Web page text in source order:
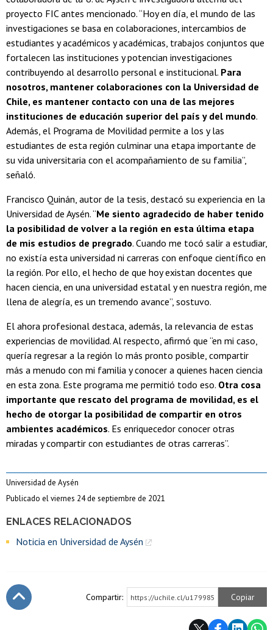
ENLACES RELACIONADOS
Noticia en Universidad de Aysén
proyecto FIC antes mencionado. “Hoy en día, el mundo de las
investigaciones se basa en colaboraciones, intercambios de
estudiantes y académicos y académicas, trabajos conjuntos que
fortalecen las instituciones y potencian investigaciones
contribuyendo al desarrollo personal e institucional. Para
nosotros, mantener colaboraciones con la Universidad de
Chile, es mantener contacto con una de las mejores
instituciones de educación superior del país y del mundo.
Además, el Programa de Movilidad permite a los y las
estudiantes de esta región culminar una etapa importante de
su vida universitaria con el acompañamiento de su familia”,
señaló.
Francisco Quinán, autor de la tesis, destacó su experiencia en la
Universidad de Aysén. “Me siento agradecido de haber tenido
la posibilidad de volver a la región en esta última etapa
de mis estudios de pregrado. Cuando me tocó salir a estudiar,
no existía esta universidad ni carreras con enfoque científico en
la región. Por ello, el hecho de que hoy existan docentes que
hacen ciencia, en una universidad estatal y en nuestra región, me
llena de alegría, es un tremendo avance”, sostuvo.
El ahora profesional destaca, además, la relevancia de estas
experiencias de movilidad. Al respecto, afirmó que “en mi caso,
quería regresar a la región lo más pronto posible, compartir
más a menudo con mi familia y conocer a quienes hacen ciencia
en esta zona. Este programa me permitió todo eso. Otra cosa
importante que rescato del programa de movilidad, es el
hecho de otorgar la posibilidad de compartir en otros
ambientes académicos. Es enriquecedor conocer otras
miradas y compartir con estudiantes de otras carreras”.
Universidad de Aysén
Publicado el viernes 24 de septiembre de 2021
Compartir: https://uchile.cl/u179985 Copiar